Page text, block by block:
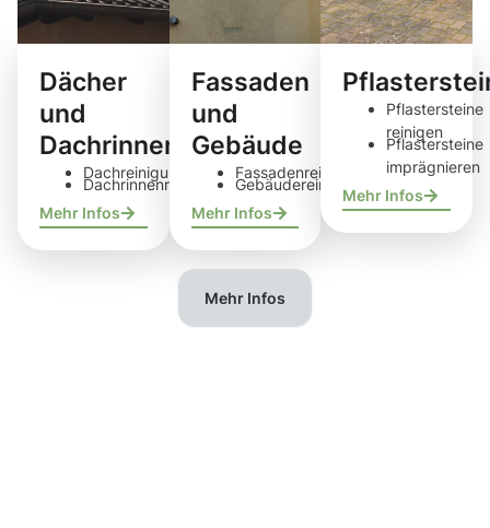
Dächer
und
Dachrinnen
Dachreinigung
Dachrinnenreinigung
Mehr Infos
Fassaden
und
Gebäude
Fassadenreinigung
Gebäudereinigung
Mehr Infos
Pflastersteine
reinigen
Pflastersteine
imprägnieren
Mehr Infos
Mehr Infos